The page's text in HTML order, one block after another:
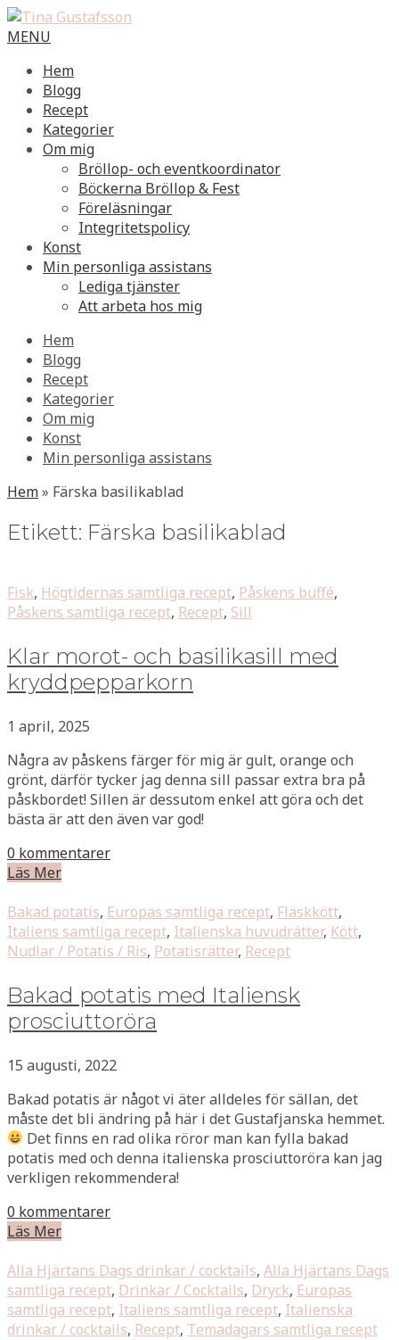
MENU
Hem
Blogg
Recept
Kategorier
Om mig
Bröllop- och eventkoordinator
Böckerna Bröllop & Fest
Föreläsningar
Integritetspolicy
Konst
Min personliga assistans
Lediga tjänster
Att arbeta hos mig
Hem
Blogg
Recept
Kategorier
Om mig
Konst
Min personliga assistans
Hem» Färska basilikablad
Etikett: Färska basilikablad
Fisk, Högtidernas samtliga recept, Påskens buffé,
Påskens samtliga recept, Recept, Sill
Klar morot- och basilikasill med
kryddpepparkorn
1 april, 2025
Några av påskens färger för mig är gult, orange och
grönt, därför tycker jag denna sill passar extra bra på
påskbordet! Sillen är dessutom enkel att göra och det
bästa är att den även var god!
0 kommentarer
Läs Mer
Bakad potatis, Europas samtliga recept, Fläskkött,
Italiens samtliga recept, Italienska huvudrätter, Kött,
Nudlar / Potatis / Ris, Potatisrätter, Recept
Bakad potatis med Italiensk
prosciuttoröra
15 augusti, 2022
Bakad potatis är något vi äter alldeles för sällan, det
måste det bli ändring på här i det Gustafjanska hemmet.
Det finns en rad olika röror man kan fylla bakad
potatis med och denna italienska prosciuttoröra kan jag
verkligen rekommendera!
0 kommentarer
Läs Mer
Alla Hjärtans Dags drinkar / cocktails, Alla Hjärtans Dags
samtliga recept, Drinkar / Cocktails, Dryck, Europas
samtliga recept, Italiens samtliga recept, Italienska
drinkar / cocktails, Recept, Temadagars samtliga recept